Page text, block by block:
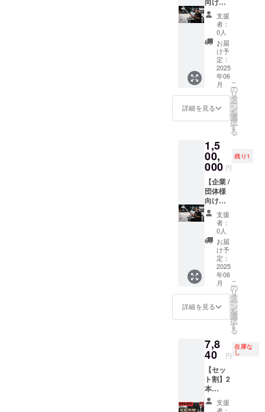
終了後
編集が
完成す
るまで
約２週
間かか
りま
す）
り洗浄
・鉄粉
除去 ・
水垢除
去 ・軽
研磨 ・
油脂系
汚れ除
去 ・高
級カル
ナバ
ワック
ス施工
系コー
ティン
グも選
択可
能） ・
樹脂
パーツ
艶出し
保護 ・
窓ガラ
ス鱗汚
れ除去
・窓ガ
ラス撥
水コー
ティン
グ ・室
内簡易
クリー
ニング
ラス、
ダッ
シュパ
ネル拭
き上
げ、掃
除機）
対象箇
り掲載
させて
いただ
きま
す。 □
必要事
時、必
ず備考
欄に掲
載をご
希望さ
れるお
URL、
紹介文
（50文
字以
内）を
ご記入
くださ
い。※紹
介内容
は企業
に関す
る事、
商品に
関する
内容に
限らせ
ていた
だきま
す。
ミック
コー
ティン
グ（最
高級
ワック
スへの
変更も
可）を
施工致
しま
す。最
新機器
イアイ
ス洗浄
も行い
ます。
研磨を
行うこ
とで、
洗車で
は改善
できな
い傷や
水垢を
除去し
細部ま
で完璧
に仕上
げ、過
剰なま
での美
しさを
たしま
す。 さ
らに施
工動画
を撮影
し編集
したも
のをお
YouTub
e概要欄
へ広告
掲載
□内容
YouTub
eチャン
ネルの
動画概
要欄に
てご支
援いた
した企
業様の
お名
前、
URL、
紹介文
を90日
間掲載
させて
いただ
きま
す。
（過去
動画含
む全て
の動画
概要欄
に期間
内記載
させて
す） □
必要事
項 支援
時、必
ず備考
欄に掲
載をご
希望さ
支援
者：
0人
お届
け予
定：
2025
年06
月
詳細を見る
こ
の
リ
タ
ー
ン
を
選
択
す
る
1,5
00,
000 円
残り1
【企業 /
団体様
向け】
YouTub
e概要欄
へ広告
掲載
□内容
YouTub
eチャン
ネルの
動画概
要欄に
てご支
援いた
した企
業様の
お名
前、
URL、
紹介文
を365日
間掲載
支援
者：
0人
お届
け予
定：
2025
年06
月
詳細を見る
こ
の
リ
タ
ー
ン
を
選
択
す
る
7,8
40 円
在庫な
し
【セッ
ト割】2
本
30%OF
F（限定
支援
者：